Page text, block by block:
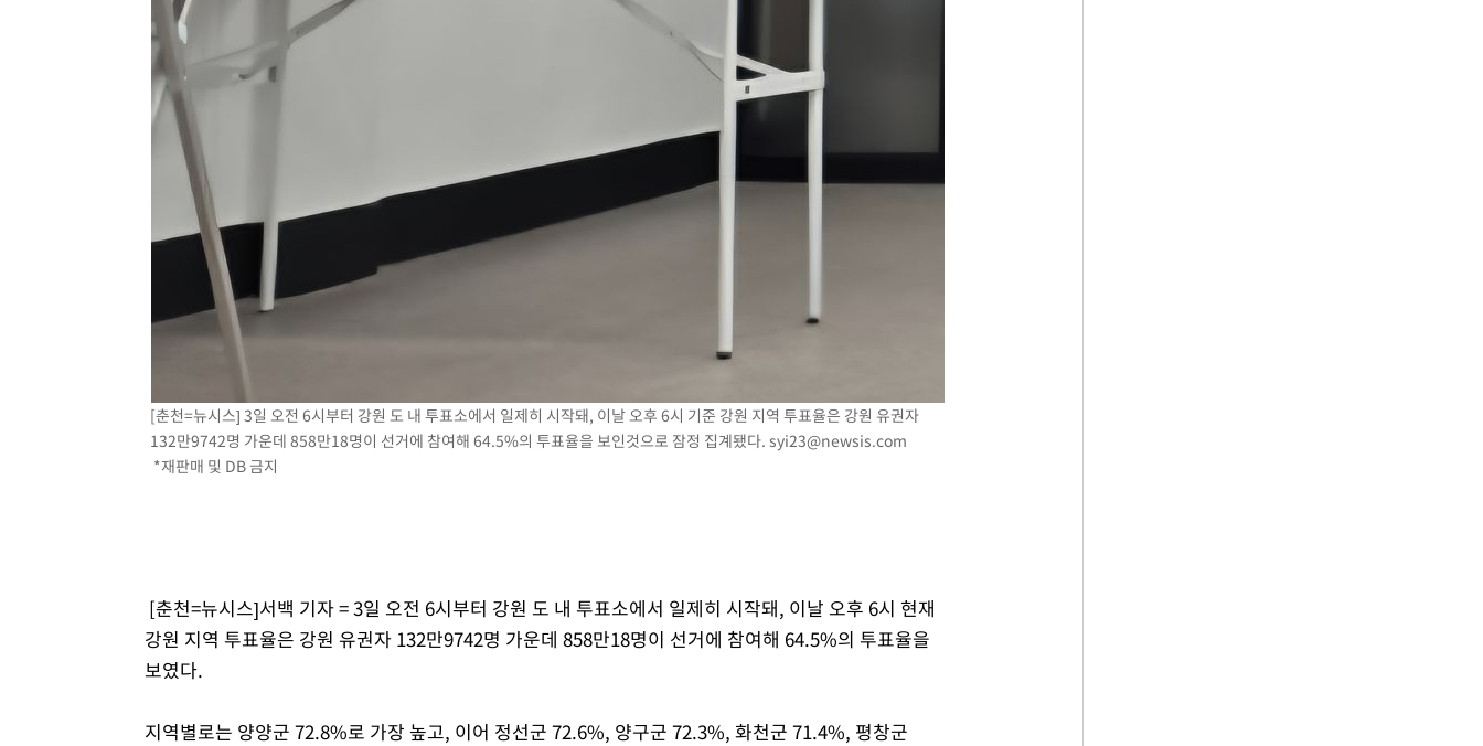
"미 전국적 살모네라 식중독 원인은 멕시코산 할라피뇨"-- CDC
[속보]경찰·노동부, HL만도 평택사업장 끼임 사망 관련 압수수색
[속보]합수본, '투표율 허위 입력' 중앙·서울·경기도 선관위 등 9곳
[속보]원·달러 환율, 오전 9시 1423.8원
[춘천=뉴시스] 3일 오전 6시부터 강원 도 내 투표소에서 일제히 시작돼, 이날 오후 6시 기준 강원 지역 투표율은 강원 유권자
132만9742명 가운데 858만18명이 선거에 참여해 64.5%의 투표율을 보인것으로 잠정 집계됐다. syi23@newsis.com
*재판매 및 DB 금지
[춘천=뉴시스]서백 기자 = 3일 오전 6시부터 강원 도 내 투표소에서 일제히 시작돼, 이날 오후 6시 현재
강원 지역 투표율은 강원 유권자 132만9742명 가운데 858만18명이 선거에 참여해 64.5%의 투표율을
보였다.
지역별로는 양양군 72.8%로 가장 높고, 이어 정선군 72.6%, 양구군 72.3%, 화천군 71.4%, 평창군